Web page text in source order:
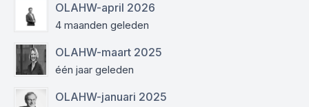
OLAHW-april 2026
4 maanden geleden
OLAHW-maart 2025
één jaar geleden
OLAHW-januari 2025